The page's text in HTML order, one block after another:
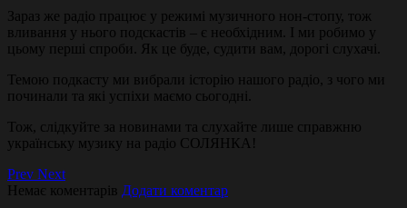
Зараз же радіо працює у режимі музичного нон-стопу, тож
вливання у нього подскастів – є необхідним. І ми робимо у
цьому перші спроби. Як це буде, судити вам, дорогі слухачі.
Темою подкасту ми вибрали історію нашого радіо, з чого ми
починали та які успіхи маємо сьогодні.
Тож, слідкуйте за новинами та слухайте лише справжню
українську музику на радіо СОЛЯНКА!
Prev Next
Немає коментарів Додати коментар